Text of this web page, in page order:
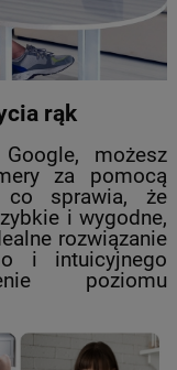
rąk
możesz
za pomocą
co sprawia, że
i wygodne,
rozwiązanie
i intuicyjnego
poziomu